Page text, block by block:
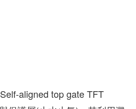
aligned top gate TFT